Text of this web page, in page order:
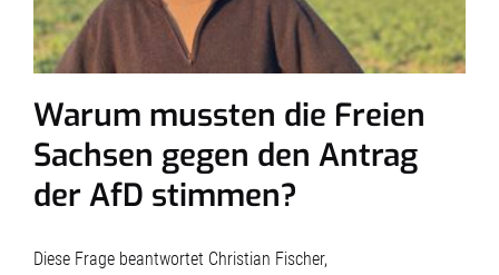
Warum mussten die Freien
Sachsen gegen den Antrag
der AfD stimmen?
Diese Frage beantwortet Christian Fischer,